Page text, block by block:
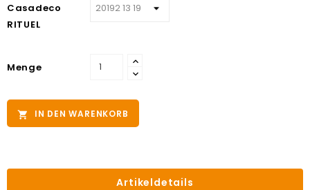
Casadeco
RITUEL
Menge
 IN DEN WARENKORB
Artikeldetails